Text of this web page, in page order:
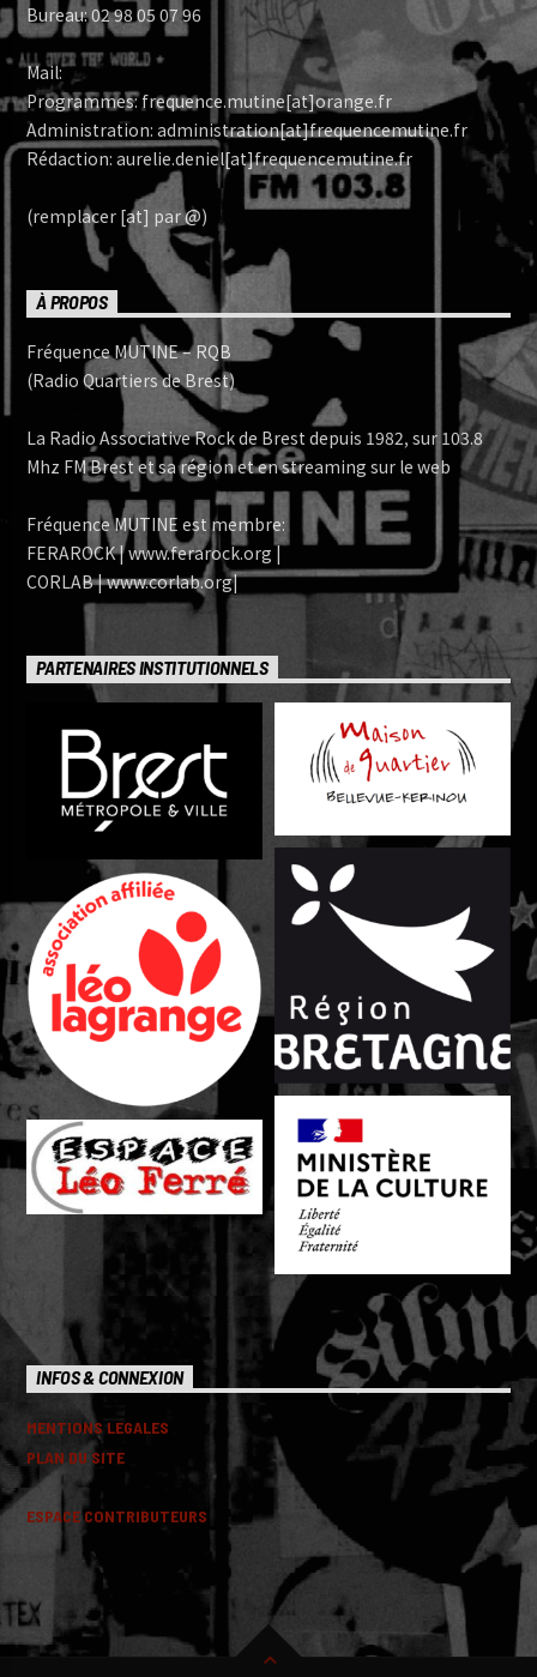
Bureau: 02 98 05 07 96
Mail:
Programmes: frequence.mutine[at]orange.fr
Administration: administration[at]frequencemutine.fr
Rédaction: aurelie.deniel[at]frequencemutine.fr
(remplacer [at] par @)
À PROPOS
Fréquence MUTINE – RQB
(Radio Quartiers de Brest)
La Radio Associative Rock de Brest depuis 1982, sur 103.8
Mhz FM Brest et sa région et en streaming sur le web
Fréquence MUTINE est membre:
FERAROCK | www.ferarock.org |
CORLAB | www.corlab.org|
PARTENAIRES INSTITUTIONNELS
INFOS & CONNEXION
MENTIONS LEGALES
PLAN DU SITE
ESPACE CONTRIBUTEURS